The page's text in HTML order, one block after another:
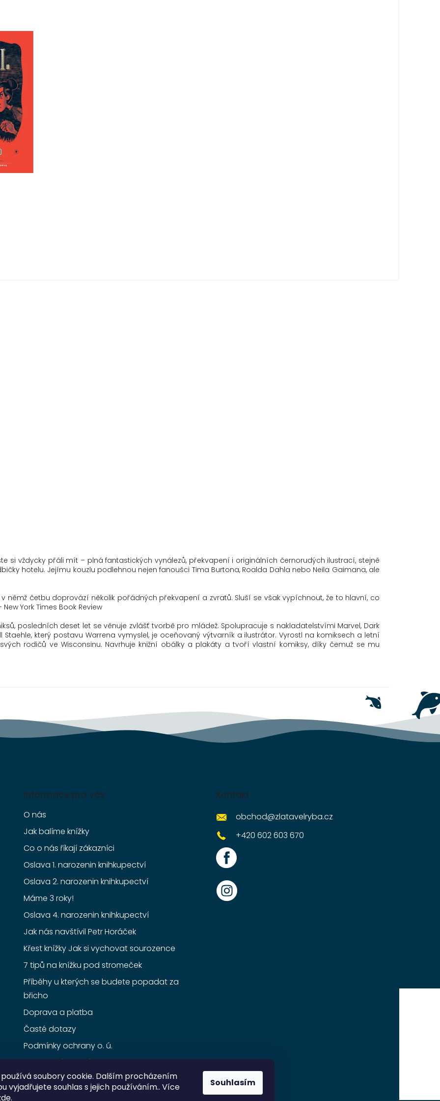
soubory cookie. Dalším procházením
vyjadřujete souhlas s jejich používáním.. Více
.
Souhlasím
si vždycky přáli mít – plná fantastických vynálezů, překvapení i originálních černorudých ilustrací, stejně
hotelu. Jejímu kouzlu podlehnou nejen fanoušci Tima Burtona, Roalda Dahla nebo Neila Gaimana, ale
němž četbu doprovází několik pořádných překvapení a zvratů. Sluší se však vypíchnout, že to hlavní, co
York Times Book Review
posledních deset let se věnuje zvlášť tvorbě pro mládež. Spolupracuje s nakladatelstvími Marvel, Dark
Staehle, který postavu Warrena vymyslel, je oceňovaný výtvarník a ilustrátor. Vyrostl na komiksech a letní
rodičů ve Wisconsinu. Navrhuje knižní obálky a plakáty a tvoří vlastní komiksy, díky čemuž se mu
Informace pro vás
O nás
Jak balíme knížky
Co o nás říkají zákazníci
Oslava 1. narozenin knihkupectví
Oslava 2. narozenin knihkupectví
Máme 3 roky!
Oslava 4. narozenin knihkupectví
Jak nás navštívil Petr Horáček
Křest knížky Jak si vychovat sourozence
7 tipů na knížku pod stromeček
Příběhy u kterých se budete popadat za
břicho
Doprava a platba
Časté dotazy
Podmínky ochrany o. ú.
Obchodní podmínky
Kontakt
obchod@zlatavelryba.cz
+420 602 603 670